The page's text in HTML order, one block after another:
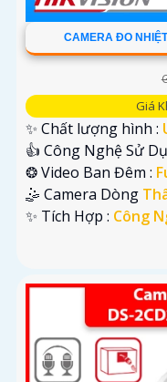
CAMERA ĐO
Giá
✨ Chất lượng hình :
👍 Công Nghệ Sử
❂ Video Ban Đêm :
🤹 Camera Dòng
️✨ Tích Hợp : Công